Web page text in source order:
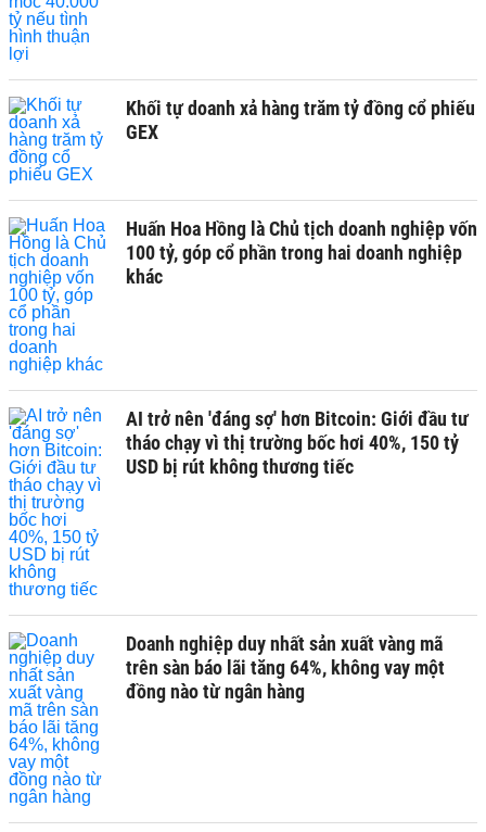
Khối tự doanh xả hàng trăm tỷ đồng cổ phiếu
GEX
Huấn Hoa Hồng là Chủ tịch doanh nghiệp vốn
100 tỷ, góp cổ phần trong hai doanh nghiệp
khác
AI trở nên 'đáng sợ' hơn Bitcoin: Giới đầu tư
tháo chạy vì thị trường bốc hơi 40%, 150 tỷ
USD bị rút không thương tiếc
Doanh nghiệp duy nhất sản xuất vàng mã
trên sàn báo lãi tăng 64%, không vay một
đồng nào từ ngân hàng